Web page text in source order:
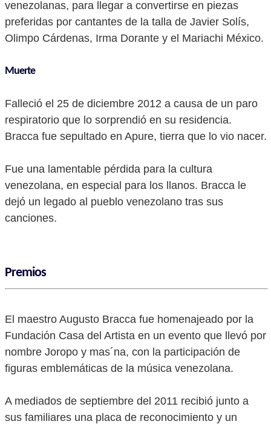
venezolanas, para llegar a convertirse en piezas
preferidas por cantantes de la talla de Javier Solís,
Olimpo Cárdenas, Irma Dorante y el Mariachi México.
Muerte
Falleció el 25 de diciembre 2012 a causa de un paro
respiratorio que lo sorprendió en su residencia.
Bracca fue sepultado en Apure, tierra que lo vio nacer.
Fue una lamentable pérdida para la cultura
venezolana, en especial para los llanos. Bracca le
dejó un legado al pueblo venezolano tras sus
canciones.
Premios
El maestro Augusto Bracca fue homenajeado por la
Fundación Casa del Artista en un evento que llevó por
nombre Joropo y mas´na, con la participación de
figuras emblemáticas de la música venezolana.
A mediados de septiembre del 2011 recibió junto a
sus familiares una placa de reconocimiento y un